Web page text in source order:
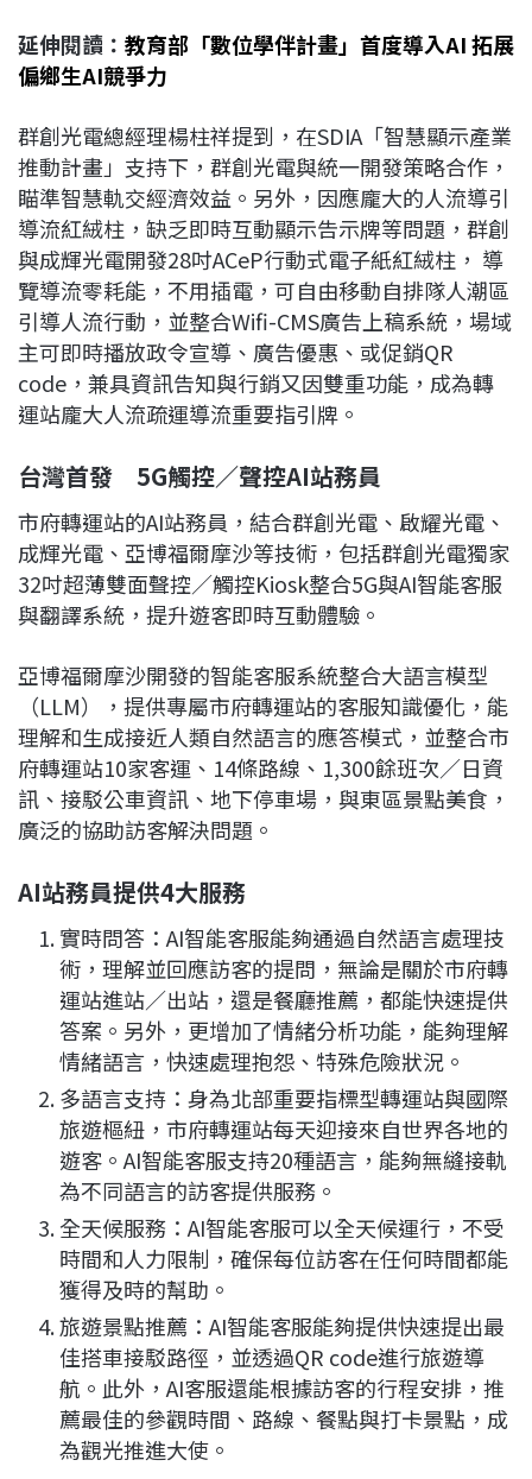
延伸閱讀： 教育部「數位學伴計畫」首度導入AI 拓展
偏鄉生AI競爭力
群創光電總經理楊柱祥提到，在SDIA「智慧顯示產業
推動計畫」支持下，群創光電與統一開發策略合作，
瞄準智慧軌交經濟效益。另外，因應龐大的人流導引
導流紅絨柱，缺乏即時互動顯示告示牌等問題，群創
與成輝光電開發28吋ACeP行動式電子紙紅絨柱， 導
覽導流零耗能，不用插電，可自由移動自排隊人潮區
引導人流行動，並整合Wifi-CMS廣告上稿系統，場域
主可即時播放政令宣導、廣告優惠、或促銷QR
code，兼具資訊告知與行銷又因雙重功能，成為轉
運站龐大人流疏運導流重要指引牌。
台灣首發 5G觸控／聲控AI站務員
市府轉運站的AI站務員，結合群創光電、啟耀光電、
成輝光電、亞博福爾摩沙等技術，包括群創光電獨家
32吋超薄雙面聲控／觸控Kiosk整合5G與AI智能客服
與翻譯系統，提升遊客即時互動體驗。
亞博福爾摩沙開發的智能客服系統整合大語言模型
（LLM），提供專屬市府轉運站的客服知識優化，能
理解和生成接近人類自然語言的應答模式，並整合市
府轉運站10家客運、14條路線、1,300餘班次／日資
訊、接駁公車資訊、地下停車場，與東區景點美食，
廣泛的協助訪客解決問題。
AI站務員提供4大服務
實時問答：AI智能客服能夠通過自然語言處理技
術，理解並回應訪客的提問，無論是關於市府轉
運站進站／出站，還是餐廳推薦，都能快速提供
答案。另外，更增加了情緒分析功能，能夠理解
情緒語言，快速處理抱怨、特殊危險狀況。
多語言支持：身為北部重要指標型轉運站與國際
旅遊樞紐，市府轉運站每天迎接來自世界各地的
遊客。AI智能客服支持20種語言，能夠無縫接軌
為不同語言的訪客提供服務。
全天候服務：AI智能客服可以全天候運行，不受
時間和人力限制，確保每位訪客在任何時間都能
獲得及時的幫助。
旅遊景點推薦：AI智能客服能夠提供快速提出最
佳搭車接駁路徑，並透過QR code進行旅遊導
航。此外，AI客服還能根據訪客的行程安排，推
薦最佳的參觀時間、路線、餐點與打卡景點，成
為觀光推進大使。